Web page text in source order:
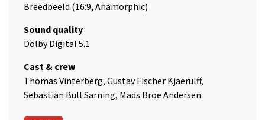
Breedbeeld (16:9, Anamorphic)
Sound quality
Dolby Digital 5.1
Cast & crew
Thomas Vinterberg, Gustav Fischer Kjaerulff,
Sebastian Bull Sarning, Mads Broe Andersen